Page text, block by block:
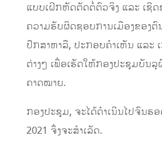
ແບບເຝິກຫັດຕັດຕໍ່ຕົວຈິງ ແລະ ເຊີ
ຄວາມຮັບຜິດຊອບການເມືອງຂອງຕົ
ປຶກສາຫາລື, ປະກອບຄຳເຫັນ ແລະ
ຕ່າງໆ ເພື່ອເຮັດໃຫ້ກອງປະຊຸມບັນລຸ
ຄາດໝາຍ.
ກອງປະຊຸມ, ຈະໄດ້ດຳເນີນໄປຈົນຮ
2021 ຈຶ່ງຈະສຳເລັດ.